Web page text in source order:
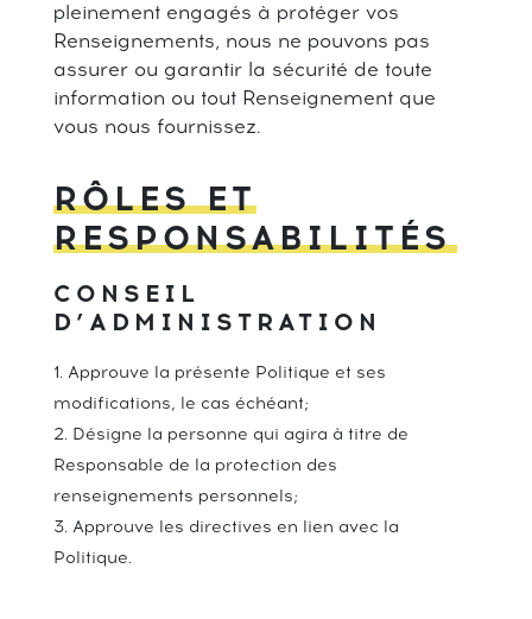
pleinement engagés à protéger vos
Renseignements, nous ne pouvons pas
assurer ou garantir la sécurité de toute
information ou tout Renseignement que
vous nous fournissez.
RÔLES ET
RESPONSABILITÉS
CONSEIL
D’ADMINISTRATION
Approuve la présente Politique et ses
modifications, le cas échéant;
Désigne la personne qui agira à titre de
Responsable de la protection des
renseignements personnels;
Approuve les directives en lien avec la
Politique.